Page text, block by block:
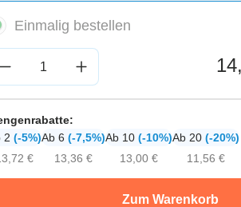
Einmalig bestellen
Anzahl: Gib den
2 (-5%)
€
Ab 6 (-7,5%)
13,36 €
Ab 10 (-10%)
13,00 €
Ab 20 (-20%)
11,56 €
Zum Warenkorb